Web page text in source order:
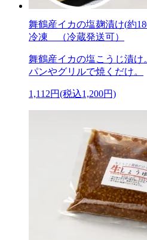
舞鶴産イカの塩麹漬け(約
冷凍 （冷蔵発送可）
舞鶴産イカの塩こうじ漬け
パンやグリルで焼くだけ。
1,112円(税込1,200円)